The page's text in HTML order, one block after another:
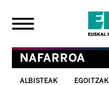
NAFARROA
ALBISTEAK EGOITZAK